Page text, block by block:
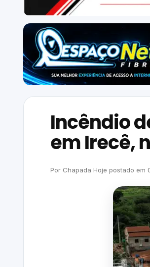
Incêndio
em Irecê,
Por Chapada Hoje postado em